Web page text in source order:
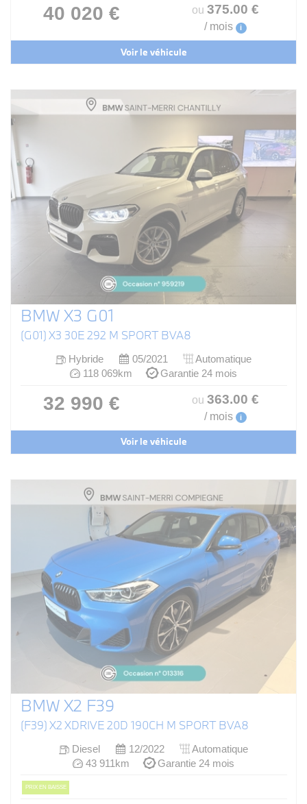
40 020 € ou 375.00 €
/ mois i
Voir le véhicule
BMW X3 G01
(G01) X3 30E 292 M SPORT BVA8
Hybride 05/2021
Automatique
118 069km
Garantie 24 mois
32 990 € ou 363.00 €
/ mois i
Voir le véhicule
BMW X2 F39
(F39) X2 XDRIVE 20D 190CH M SPORT BVA8
Diesel 12/2022
Automatique
43 911km
Garantie 24 mois
PRIX EN BAISSE